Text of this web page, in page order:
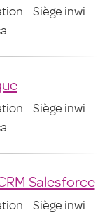
· Siège inwi
· Siège inwi
Salesforce
· Siège inwi